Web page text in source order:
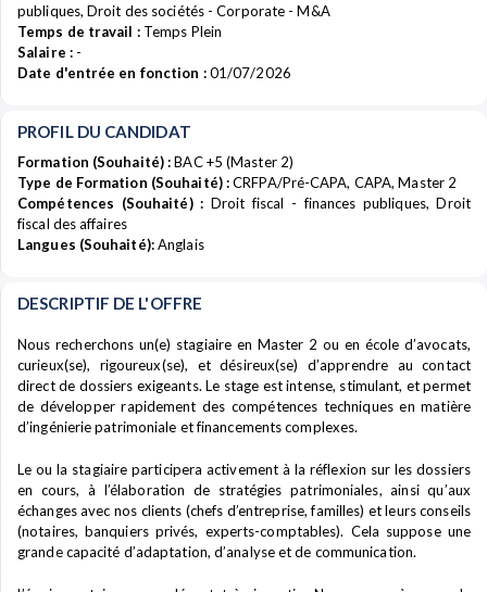
publiques, Droit des sociétés - Corporate - M&A
Temps de travail :Temps Plein
Salaire :-
Date d'entrée en fonction :01/07/2026
PROFIL DU CANDIDAT
Formation (Souhaité) :BAC +5 (Master 2)
Type de Formation (Souhaité) :CRFPA/Pré-CAPA, CAPA, Master 2
Compétences (Souhaité) : Droit fiscal - finances publiques, Droit
fiscal des affaires
Langues (Souhaité):Anglais
DESCRIPTIF DE L'OFFRE
Nous recherchons un(e) stagiaire en Master 2 ou en école d’avocats,
curieux(se), rigoureux(se), et désireux(se) d’apprendre au contact
direct de dossiers exigeants. Le stage est intense, stimulant, et permet
de développer rapidement des compétences techniques en matière
d’ingénierie patrimoniale et financements complexes.
Le ou la stagiaire participera activement à la réflexion sur les dossiers
en cours, à l’élaboration de stratégies patrimoniales, ainsi qu’aux
échanges avec nos clients (chefs d’entreprise, familles) et leurs conseils
(notaires, banquiers privés, experts-comptables). Cela suppose une
grande capacité d’adaptation, d’analyse et de communication.